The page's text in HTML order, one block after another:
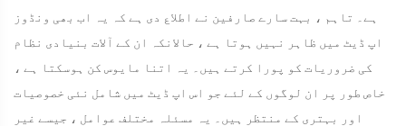
ہے۔ تاہم ، بہت سارے صارفین نے اطلاع دی ہے کہ یہ اب بھی ونڈوز
اپ ڈیٹ میں ظاہر نہیں ہوتا ہے ، حالانکہ ان کے آلات بنیادی نظام
کی ضروریات کو پورا کرتے ہیں۔ یہ اتنا مایوس کن ہوسکتا ہے ،
خاص طور پر ان لوگوں کے لئے جو اس اپ ڈیٹ میں شامل نئی خصوصیات
اور بہتری کے منتظر ہیں۔ یہ مسئلہ مختلف عوامل ، جیسے غیر